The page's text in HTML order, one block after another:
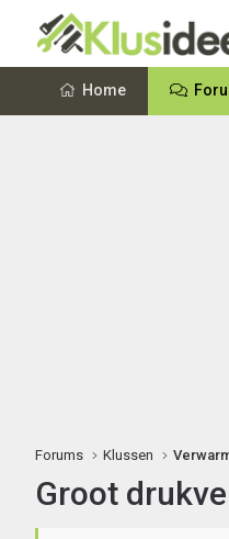
Home
Forums Klussen
Groot